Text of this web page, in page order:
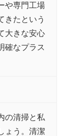
や専門工場
きたという
大きな安心
確なプラス
の清掃と私
ょう。清潔